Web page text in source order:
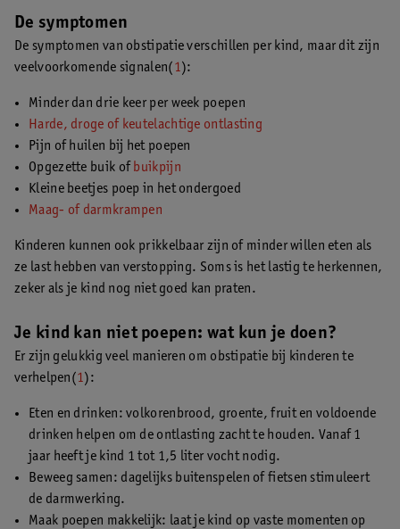
De symptomen
De symptomen van obstipatie verschillen per kind, maar dit zijn
veelvoorkomende signalen(1):
Minder dan drie keer per week poepen
Harde, droge of keutelachtige ontlasting
Pijn of huilen bij het poepen
Opgezette buik of buikpijn
Kleine beetjes poep in het ondergoed
Maag- of darmkrampen
Kinderen kunnen ook prikkelbaar zijn of minder willen eten als
ze last hebben van verstopping. Soms is het lastig te herkennen,
zeker als je kind nog niet goed kan praten.
Je kind kan niet poepen: wat kun je doen?
Er zijn gelukkig veel manieren om obstipatie bij kinderen te
verhelpen(1):
Eten en drinken: volkorenbrood, groente, fruit en voldoende
drinken helpen om de ontlasting zacht te houden. Vanaf 1
jaar heeft je kind 1 tot 1,5 liter vocht nodig.
Beweeg samen: dagelijks buitenspelen of fietsen stimuleert
de darmwerking.
Maak poepen makkelijk: laat je kind op vaste momenten op